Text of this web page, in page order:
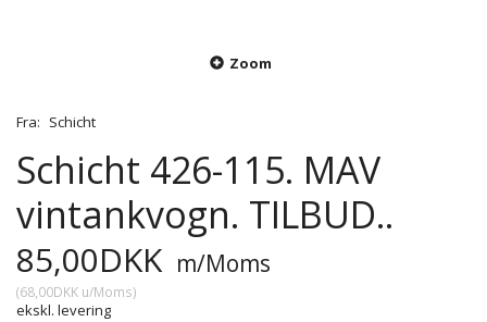
Zoom
Fra: Schicht
Schicht 426-115. MAV
vintankvogn. TILBUD..
85,00DKK m/Moms
(68,00DKK u/Moms)
ekskl. levering